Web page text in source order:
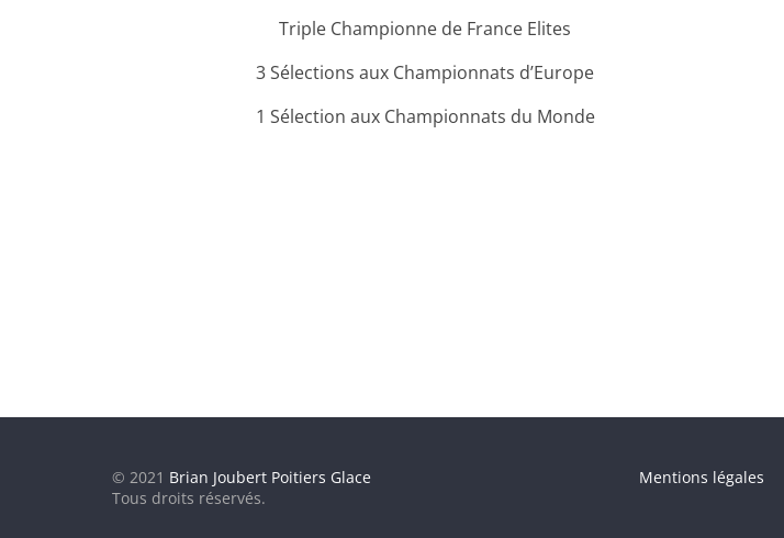
Triple Championne de France Elites
3 Sélections aux Championnats d’Europe
1 Sélection aux Championnats du Monde
© 2021 Brian Joubert Poitiers Glace
Tous droits réservés.
Mentions légales